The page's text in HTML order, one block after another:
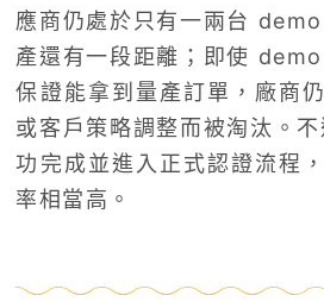
應商仍處於只有一兩台
產還有一段距離；即使
保證能拿到量產訂單，廠商
或客戶策略調整而被淘汰。
功完成並進入正式認證流程
率相當高。